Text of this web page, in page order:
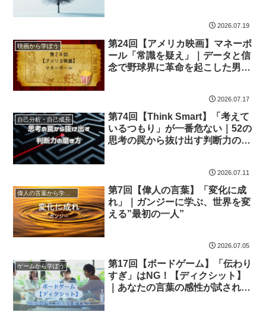
2026.07.19
映画から学ぼう
第24回【アメリカ映画】マネーボ
ール「常識を疑え」｜データと信
念で野球界に革命を起こした男の
2026.07.17
自己分析・自己成長
第74回【Think Smart】「考えて
いるつもり」が一番危ない｜52の
思考の罠から抜け出す判断力の磨
2026.07.11
偉人の言葉から学ぼう
第7回【偉人の言葉】「変化に成
れ」｜ガンジーに学ぶ、世界を変
える”最初の一人”
2026.07.05
ゲームから学ぼう
第17回【ボードゲーム】「伝わり
すぎ」はNG！【ディクシット】
｜あなたの言葉の感性が試される